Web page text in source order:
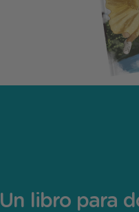
Un libro para